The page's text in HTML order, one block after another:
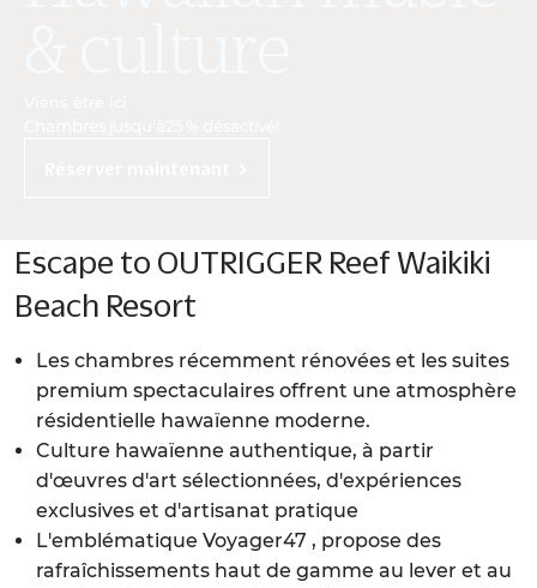
Escape to OUTRIGGER Reef Waikiki
Beach Resort
Les chambres récemment rénovées et les suites
premium spectaculaires offrent une atmosphère
résidentielle hawaïenne moderne.
Culture hawaïenne authentique, à partir
d'œuvres d'art sélectionnées, d'expériences
exclusives et d'artisanat pratique
L'emblématique Voyager47 , propose des
rafraîchissements haut de gamme au lever et au